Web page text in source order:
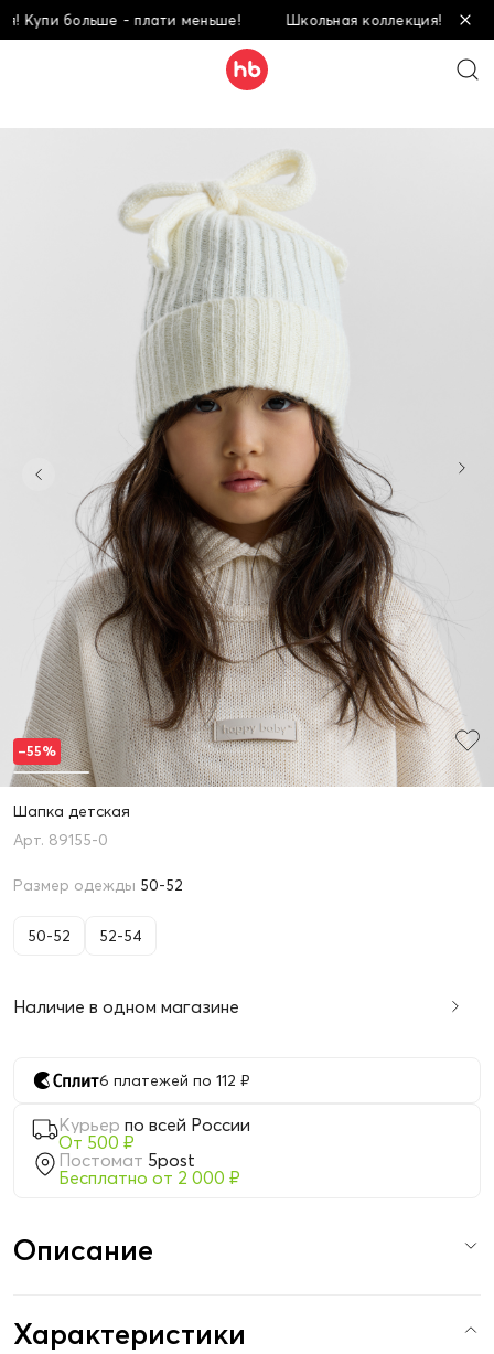
больше - плати меньше! Школьная коллекция! Купи
Шапка детская
89155-0
Размер одежды 50-52
50-52 52-54
Наличие в одном магазине
6 платежей по 112 ₽
Курьер по всей России
От 500 ₽
Постомат 5post
Бесплатно от 2 000 ₽
–55%
Описание
Характеристики